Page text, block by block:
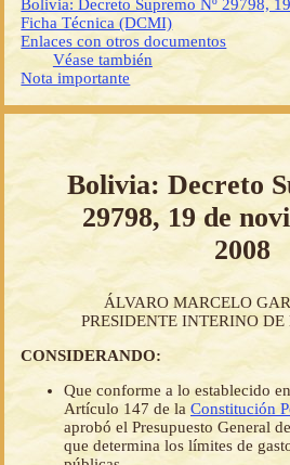
Bolivia: Decreto Supremo Nº 29798,
Ficha Técnica (DCMI)
Enlaces con otros documentos
Véase también
Nota importante
Bolivia: Decreto
29798, 19 de
2008
ÁLVARO MARCELO
PRESIDENTE INTERINO
CONSIDERANDO:
Que conforme a lo establecido
Artículo 147 de la Constitución
aprobó el Presupuesto General
que determina los límites de